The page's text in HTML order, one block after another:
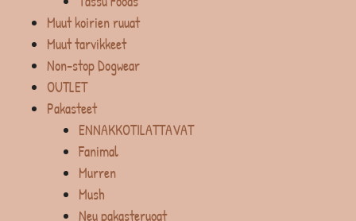
Muut koirien ruuat
Muut tarvikkeet
Non-stop Dogwear
OUTLET
Pakasteet
ENNAKKOTILATTAVAT
Fanimal
Murren
Mush
Neu pakasteruoat